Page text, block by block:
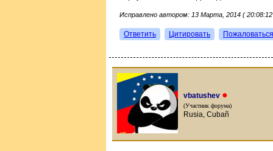
Исправлено автором: 13 Марта, 2014 (
Ответить Цитировать Пожаловаться
vbatushev ●
(Участник форума)
Rusia, Cubañ